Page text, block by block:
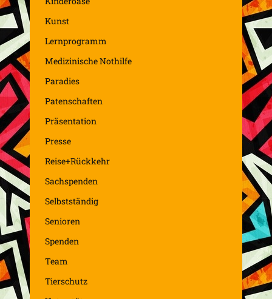
Kunst
Lernprogramm
Medizinische Nothilfe
Paradies
Patenschaften
Präsentation
Presse
Reise+Rückkehr
Sachspenden
Selbstständig
Senioren
Spenden
Team
Tierschutz